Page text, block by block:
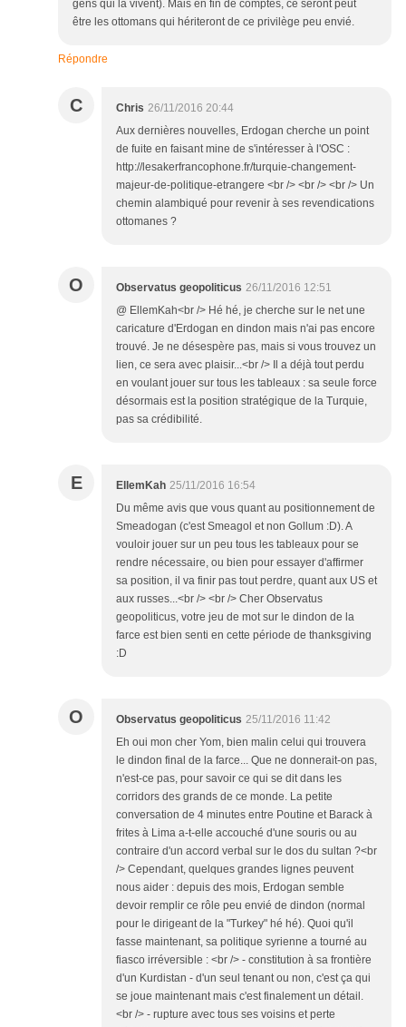
gens qui la vivent). Mais en fin de comptes, ce seront peut
être les ottomans qui hériteront de ce privilège peu envié.
Répondre
C Chris 26/11/2016 20:44
Aux dernières nouvelles, Erdogan cherche un point
de fuite en faisant mine de s'intéresser à l'OSC :
http://lesakerfrancophone.fr/turquie-changement-
majeur-de-politique-etrangere <br /> <br /> <br /> Un
chemin alambiqué pour revenir à ses revendications
ottomanes ?
O Observatus geopoliticus 26/11/2016 12:51
@ EllemKah<br /> Hé hé, je cherche sur le net une
caricature d'Erdogan en dindon mais n'ai pas encore
trouvé. Je ne désespère pas, mais si vous trouvez un
lien, ce sera avec plaisir...<br /> Il a déjà tout perdu
en voulant jouer sur tous les tableaux : sa seule force
désormais est la position stratégique de la Turquie,
pas sa crédibilité.
E EllemKah 25/11/2016 16:54
Du même avis que vous quant au positionnement de
Smeadogan (c'est Smeagol et non Gollum :D). A
vouloir jouer sur un peu tous les tableaux pour se
rendre nécessaire, ou bien pour essayer d'affirmer
sa position, il va finir pas tout perdre, quant aux US et
aux russes...<br /> <br /> Cher Observatus
geopoliticus, votre jeu de mot sur le dindon de la
farce est bien senti en cette période de thanksgiving
:D
O Observatus geopoliticus 25/11/2016 11:42
Eh oui mon cher Yom, bien malin celui qui trouvera
le dindon final de la farce... Que ne donnerait-on pas,
n'est-ce pas, pour savoir ce qui se dit dans les
corridors des grands de ce monde. La petite
conversation de 4 minutes entre Poutine et Barack à
frites à Lima a-t-elle accouché d'une souris ou au
contraire d'un accord verbal sur le dos du sultan ?<br
/> Cependant, quelques grandes lignes peuvent
nous aider : depuis des mois, Erdogan semble
devoir remplir ce rôle peu envié de dindon (normal
pour le dirigeant de la "Turkey" hé hé). Quoi qu'il
fasse maintenant, sa politique syrienne a tourné au
fiasco irréversible : <br /> - constitution à sa frontière
d'un Kurdistan - d'un seul tenant ou non, c'est ça qui
se joue maintenant mais c'est finalement un détail.
<br /> - rupture avec tous ses voisins et perte